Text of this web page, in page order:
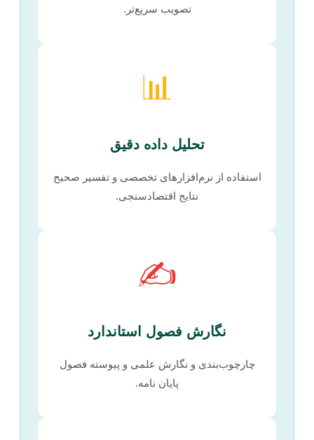
تصویب سریع‌تر.
📊
تحلیل داده دقیق
استفاده از نرم‌افزارهای تخصصی و تفسیر صحیح
نتایج اقتصادسنجی.
✍️
نگارش فصول استاندارد
چارچوب‌بندی و نگارش علمی و پیوسته فصول
پایان نامه.